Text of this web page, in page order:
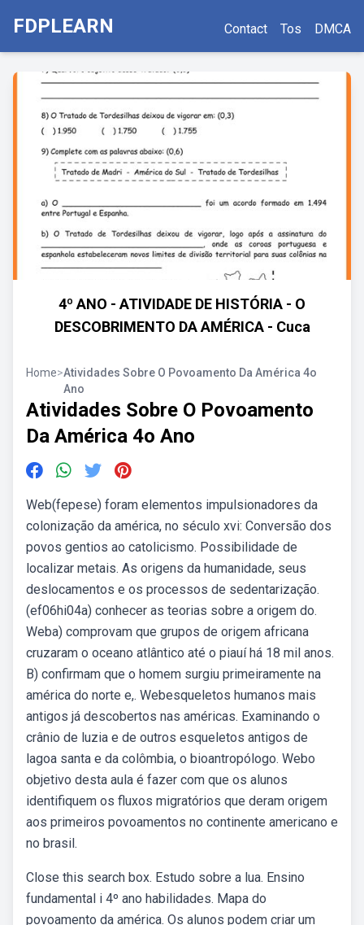
FDPLEARN Contact Tos DMCA
4º ANO - ATIVIDADE DE HISTÓRIA - O
DESCOBRIMENTO DA AMÉRICA - Cuca
Home>Atividades Sobre O Povoamento Da América 4o
Ano
Atividades Sobre O Povoamento
Da América 4o Ano
Web(fepese) foram elementos impulsionadores da
colonização da américa, no século xvi: Conversão dos
povos gentios ao catolicismo. Possibilidade de
localizar metais. As origens da humanidade, seus
deslocamentos e os processos de sedentarização.
(ef06hi04a) conhecer as teorias sobre a origem do.
Weba) comprovam que grupos de origem africana
cruzaram o oceano atlântico até o piauí há 18 mil anos.
B) confirmam que o homem surgiu primeiramente na
américa do norte e,. Webesqueletos humanos mais
antigos já descobertos nas américas. Examinando o
crânio de luzia e de outros esqueletos antigos de
lagoa santa e da colômbia, o bioantropólogo. Webo
objetivo desta aula é fazer com que os alunos
identifiquem os fluxos migratórios que deram origem
aos primeiros povoamentos no continente americano e
no brasil.
Close this search box. Estudo sobre a lua. Ensino
fundamental i 4º ano habilidades. Mapa do
povoamento da américa. Os alunos podem criar um